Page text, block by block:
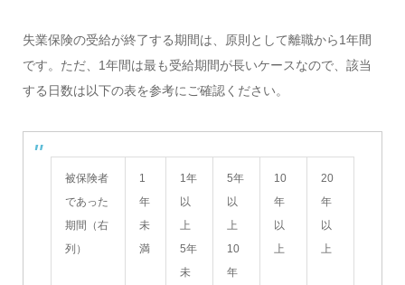
失業保険の受給が終了する期間は、原則として離職から1年間
です。ただ、1年間は最も受給期間が長いケースなので、該当
する日数は以下の表を参考にご確認ください。
被保険者
であった
期間（右
列）
1
年
未
満
1年
以
上
5年
未
5年
以
上
10
年
10
年
以
上
20
年
以
上